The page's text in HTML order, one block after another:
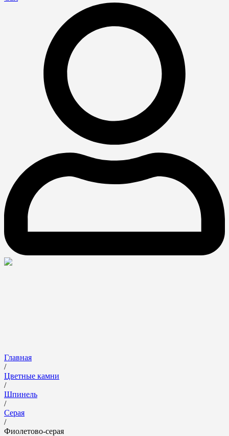
Главная
/
Цветные камни
/
Шпинель
/
Серая
/
Фиолетово-серая